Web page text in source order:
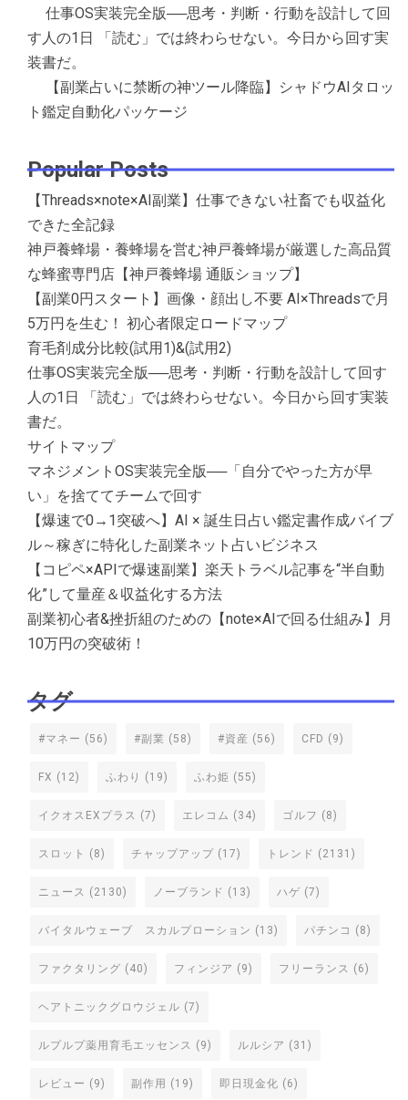
仕事OS実装完全版──思考・判断・行動を設計して回
す人の1日 「読む」では終わらせない。今日から回す実
装書だ。
【副業占いに禁断の神ツール降臨】シャドウAIタロッ
ト鑑定自動化パッケージ
Popular Posts
【Threads×note×AI副業】仕事できない社畜でも収益化
できた全記録
神戸養蜂場・養蜂場を営む神戸養蜂場が厳選した高品質
な蜂蜜専門店【神戸養蜂場 通販ショップ】
【副業0円スタート】画像・顔出し不要 AI×Threadsで月
5万円を生む！ 初心者限定ロードマップ
育毛剤成分比較(試用1)&(試用2)
仕事OS実装完全版──思考・判断・行動を設計して回す
人の1日 「読む」では終わらせない。今日から回す実装
書だ。
サイトマップ
マネジメントOS実装完全版──「自分でやった方が早
い」を捨ててチームで回す
【爆速で0→1突破へ】AI × 誕生日占い鑑定書作成バイブ
ル～稼ぎに特化した副業ネット占いビジネス
【コピペ×APIで爆速副業】楽天トラベル記事を“半自動
化”して量産＆収益化する方法
副業初心者&挫折組のための【note×AIで回る仕組み】月
10万円の突破術！
タグ
#マネー (56) #副業 (58) #資産 (56) CFD (9)
FX (12) ふわり (19) ふわ姫 (55)
イクオスEXプラス (7) エレコム (34) ゴルフ (8)
スロット (8) チャップアップ (17) トレンド (2131)
ニュース (2130) ノーブランド (13) ハゲ (7)
バイタルウェーブ スカルプローション (13) パチンコ (8)
ファクタリング (40) フィンジア (9) フリーランス (6)
ヘアトニックグロウジェル (7)
ルプルプ薬用育毛エッセンス (9) ルルシア (31)
レビュー (9) 副作用 (19) 即日現金化 (6)